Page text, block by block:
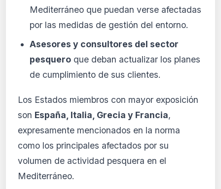
Mediterráneo que puedan verse afectadas
por las medidas de gestión del entorno.
Asesores y consultores del sector
pesquero que deban actualizar los planes
de cumplimiento de sus clientes.
Los Estados miembros con mayor exposición
son España, Italia, Grecia y Francia,
expresamente mencionados en la norma
como los principales afectados por su
volumen de actividad pesquera en el
Mediterráneo.